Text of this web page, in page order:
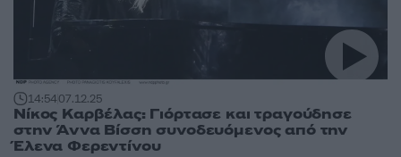
14:5407.12.25
Νίκος Καρβέλας: Γιόρτασε και τραγούδησε
στην Άννα Βίσση συνοδευόμενος από την
Έλενα Φερεντίνου